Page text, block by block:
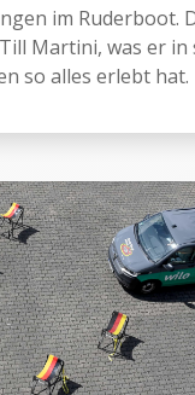
im Ruderboot.
Martini, was er in
so alles erlebt hat.